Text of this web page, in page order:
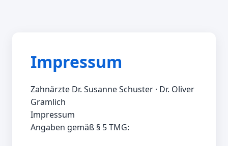
Impressum
Zahnärzte Dr. Susanne Schuster · Dr. Oliver
Gramlich
Impressum
Angaben gemäß § 5 TMG: